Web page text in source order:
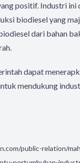
positif. Industri ini
biodiesel yang
dari bahan
dapat
mendukung
public-relation/